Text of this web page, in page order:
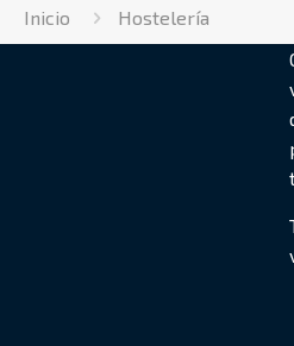
Inicio
Hostelería